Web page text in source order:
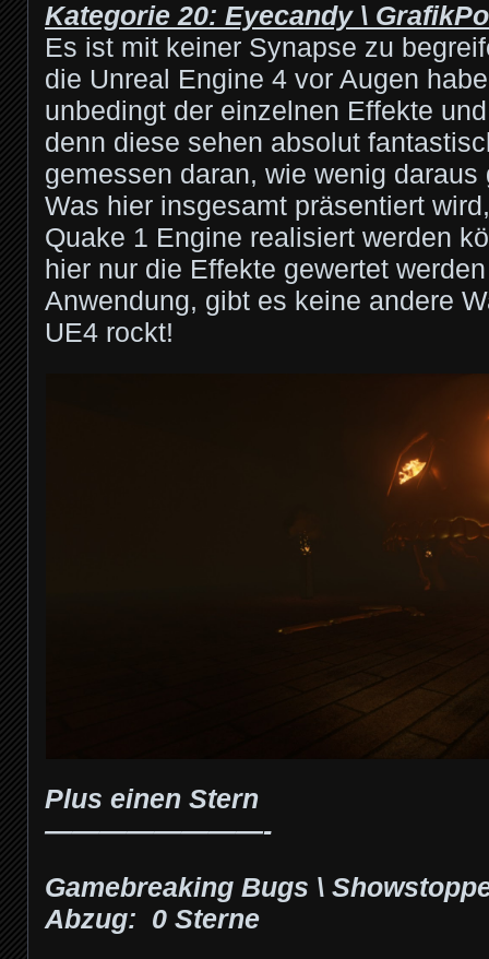
Kategorie 20: Eyecandy \
Es ist mit keiner Synapse zu
die Unreal Engine 4 vor Augen
unbedingt der einzelnen Effekte
denn diese sehen absolut
gemessen daran, wie wenig daraus
Was hier insgesamt präsentiert
Quake 1 Engine realisiert werden
hier nur die Effekte gewertet
Anwendung, gibt es keine andere
UE4 rockt!
Plus einen Stern
————————-
Gamebreaking Bugs \
Abzug: 0 Sterne